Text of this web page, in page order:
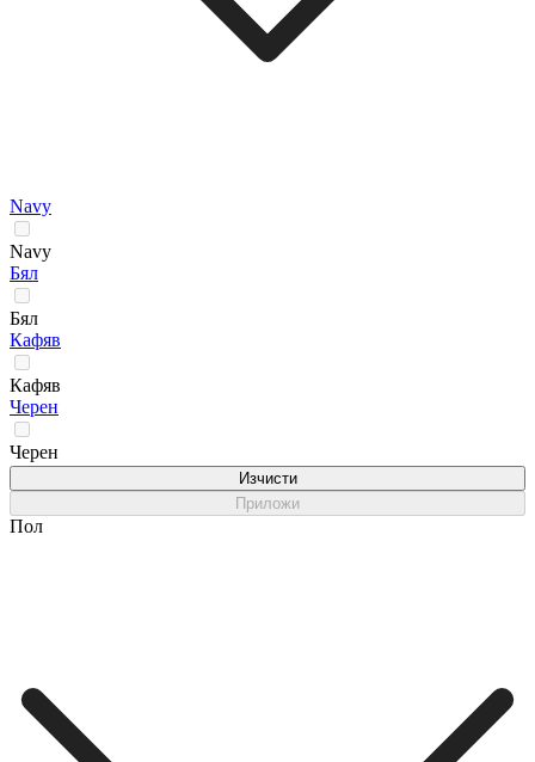
Navy
Navy
Бял
Бял
Кафяв
Кафяв
Черен
Черен
Изчисти
Приложи
Пол